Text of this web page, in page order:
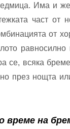
Има и
част от
от
се, всяка
през нощта
на